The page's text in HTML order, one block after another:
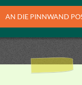
AN DIE PINNWAND